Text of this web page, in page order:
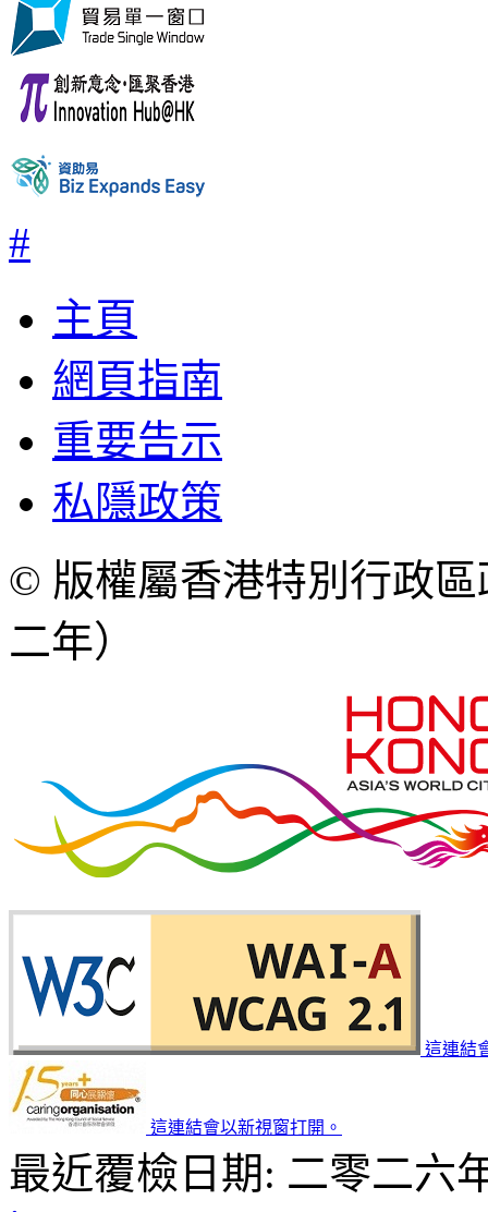
#
主頁
網頁指南
重要告示
私隱政策
© 版權屬香港特別行政
二年）
這連結
這連結會以新視窗打開。
最近覆檢日期: 二零二六